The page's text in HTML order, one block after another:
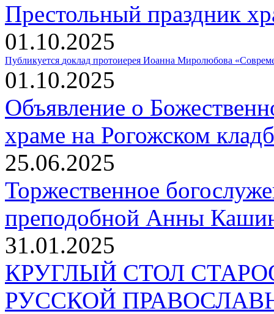
Престольный праздник
01.10.2025
Публикуется доклад протоиерея Иоанна Миролюбова
01.10.2025
Объявление о
храме на Рогожском
25.06.2025
Торжественное
преподобной Анны
31.01.2025
КРУГЛЫЙ СТОЛ
РУССКОЙ